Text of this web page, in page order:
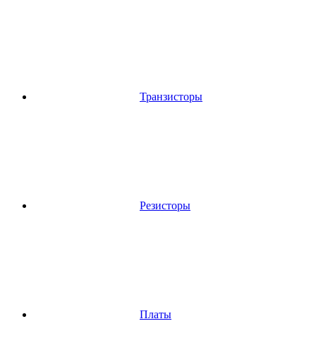
Транзисторы
Резисторы
Платы